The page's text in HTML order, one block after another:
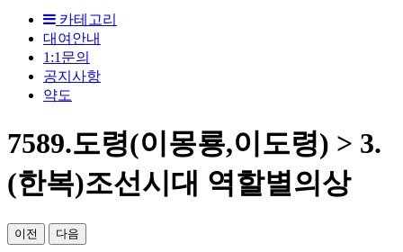
카테고리
대여안내
1:1문의
공지사항
약도
7589.도령(이몽룡,이도령) > 3.
(한복)조선시대 역할별의상
이전 다음